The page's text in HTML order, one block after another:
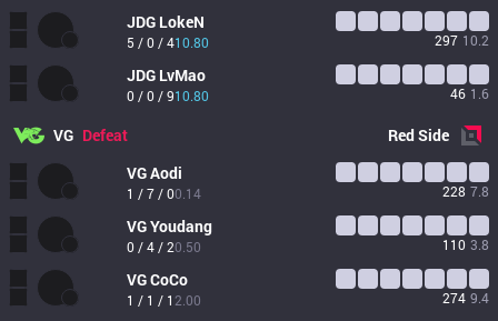
JDG LokeN
5 / 0 / 410.80 297 10.2
JDG LvMao
0 / 0 / 910.80 46 1.6
VG Defeat RedSide
VGAodi
1 / 7 / 00.14 228 7.8
VGYoudang
0 / 4 / 20.50 110 3.8
VGCoCo
1 / 1 / 1 2.00 274 9.4